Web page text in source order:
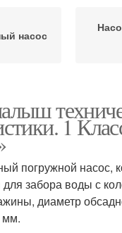
насос
насосы
воды
1
погружной насос,
для забора воды с
диаметр
мм.